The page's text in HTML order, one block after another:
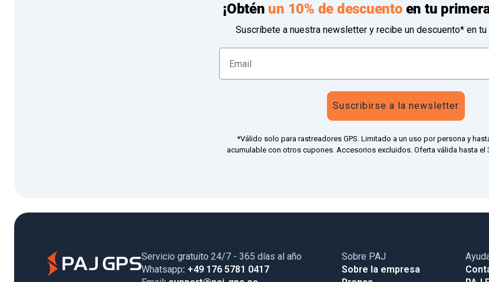
¡Obtén un 10% de descuentoen tu
Suscríbete a nuestra newsletter y recibe un descuento* en tu
Suscribirse a la newsletter
*Válido solo para rastreadores GPS. Limitado a un uso por persona y
acumulable con otros cupones. Accesorios excluidos. Oferta válida hasta el
Servicio gratuito 24/7 - 365 días al año
Whatsapp: +49 176 5781 0417
Sobre PAJ
Sobre la empresa